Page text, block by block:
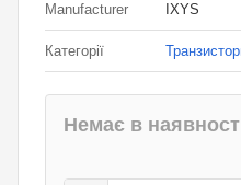
Manufacturer IXYS
Категорії
Немає в